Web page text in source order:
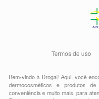
Termos de uso
Bem-vindo à Drogal! Aqui, você
dermocosméticos e produtos de
conveniênciae muito mais, para